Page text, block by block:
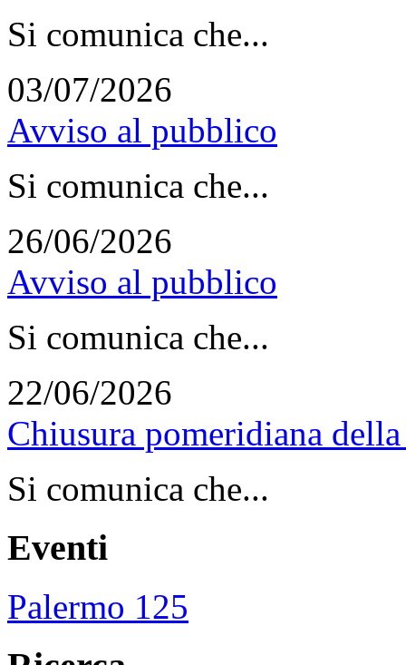
Si comunica che...
03/07/2026
Avviso al pubblico
Si comunica che...
26/06/2026
Avviso al pubblico
Si comunica che...
22/06/2026
Chiusura pomeridiana
Si comunica che...
Eventi
Palermo 125